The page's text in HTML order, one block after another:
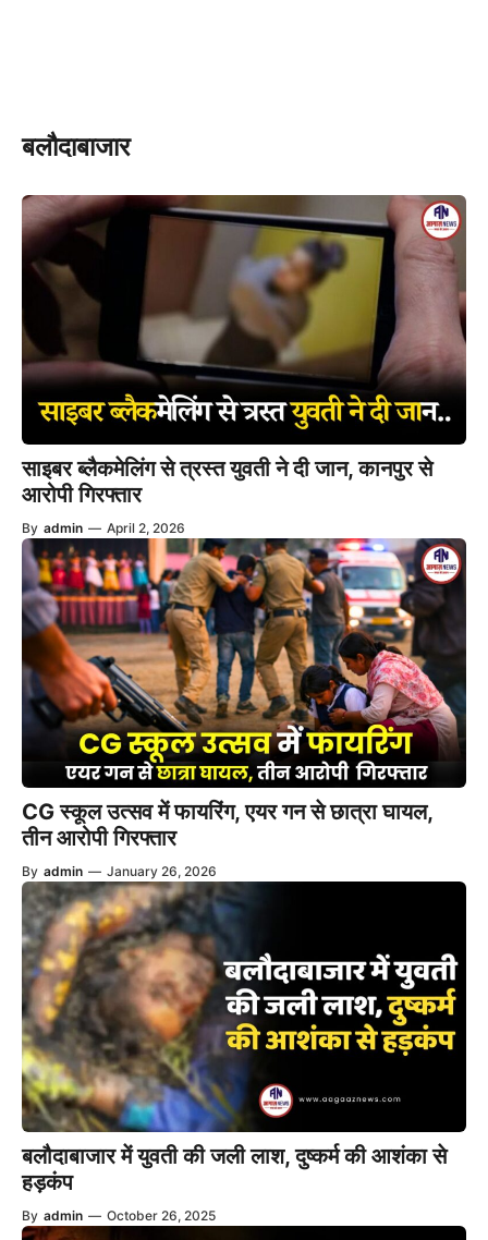
बलौदाबाजार
साइबर ब्लैकमेलिंग से त्रस्त युवती ने दी जान, कानपुर से
आरोपी गिरफ्तार
By admin — April 2, 2026
CG स्कूल उत्सव में फायरिंग, एयर गन से छात्रा घायल,
तीन आरोपी गिरफ्तार
By admin — January 26, 2026
बलौदाबाजार में युवती की जली लाश, दुष्कर्म की आशंका से
हड़कंप
By admin — October 26, 2025